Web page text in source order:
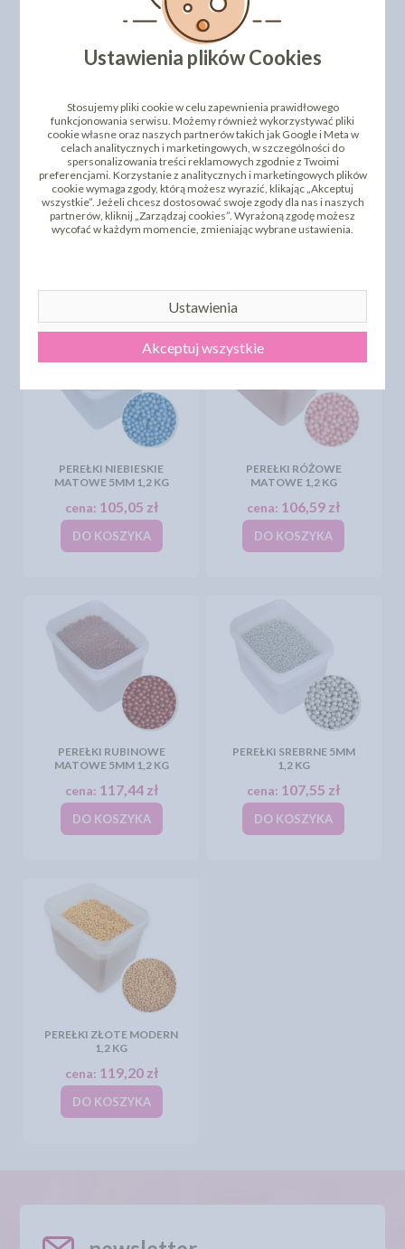
PEREŁKI CZARNE
MATOWE 5MM 1,2 KG
cena:103,23 zł
PEREŁKI CZERWONE 5MM
1,2 KG
cena:111,61 zł
PEREŁKI NIEBIESKIE
MATOWE 5MM 1,2 KG
cena: 105,05 zł
DO KOSZYKA
PEREŁKI RÓŻOWE
MATOWE 1,2 KG
cena: 106,59 zł
DO KOSZYKA
PEREŁKI RUBINOWE
MATOWE 5MM 1,2 KG
cena: 117,44 zł
DO KOSZYKA
PEREŁKI SREBRNE 5MM
1,2 KG
cena: 107,55 zł
DO KOSZYKA
PEREŁKI ZŁOTE MODERN
1,2 KG
cena: 119,20 zł
DO KOSZYKA
Ustawienia plików Cookies
Stosujemy pliki cookie w celu zapewnienia prawidłowego
funkcjonowania serwisu. Możemy również wykorzystywać pliki
cookie własne oraz naszych partnerów takich jak Google i Meta w
celach analitycznych i marketingowych, w szczególności do
spersonalizowania treści reklamowych zgodnie z Twoimi
preferencjami. Korzystanie z analitycznych i marketingowych plików
cookie wymaga zgody, którą możesz wyrazić, klikając „Akceptuj
wszystkie”. Jeżeli chcesz dostosować swoje zgody dla nas i naszych
partnerów, kliknij „Zarządzaj cookies”. Wyrażoną zgodę możesz
wycofać w każdym momencie, zmieniając wybrane ustawienia.
Ustawienia
Akceptuj wszystkie